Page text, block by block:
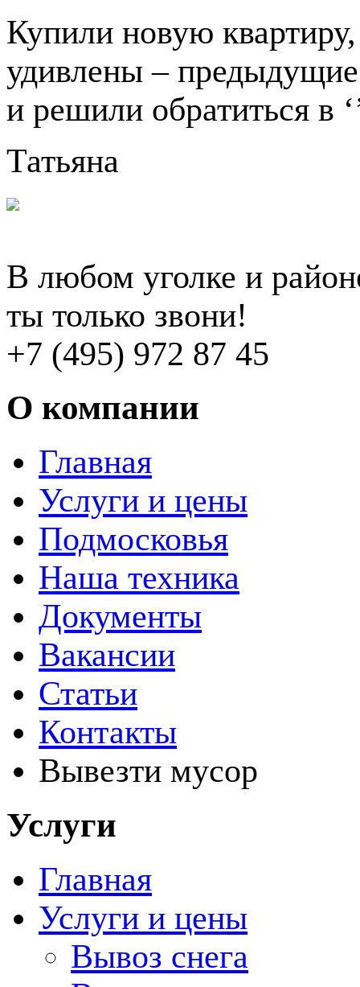
Купили новую
удивлены –
и решили обратиться в
Татьяна
В любом уголке и
ты только звони!
+7 (495) 972 87 45
О компании
Главная
Услуги и цены
Подмосковья
Наша техника
Документы
Вакансии
Статьи
Контакты
Вывезти мусор
Услуги
Главная
Услуги и цены
Вывоз снега